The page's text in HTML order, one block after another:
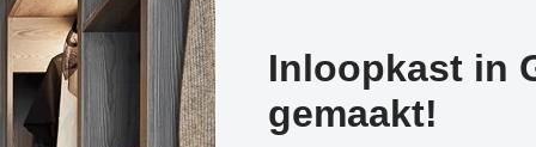
Inloopkast in
gemaakt!